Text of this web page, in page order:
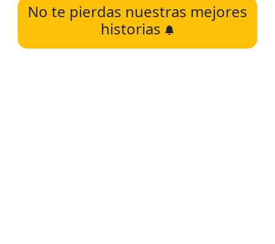
No te pierdas nuestras mejores
historias